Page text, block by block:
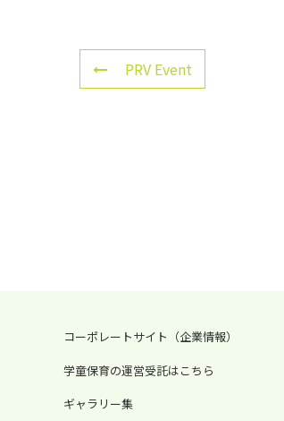
PRV Event
コーポレートサイト（企業情報）
学童保育の運営受託はこちら
ギャラリー集